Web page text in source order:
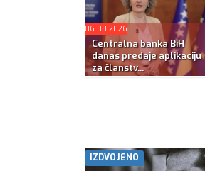
06.08.2026
Centralna banka BiH
danas predaje aplikaciju
za članstv...
IZDVOJENO